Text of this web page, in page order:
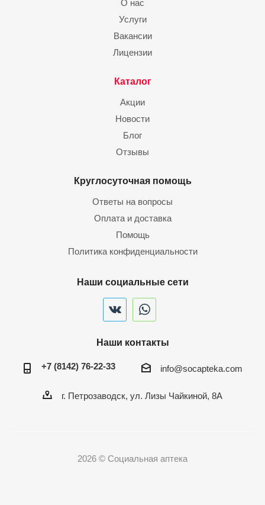
О нас
Услуги
Вакансии
Лицензии
Каталог
Акции
Новости
Блог
Отзывы
Круглосуточная помощь
Ответы на вопросы
Оплата и доставка
Помощь
Политика конфиденциальности
Наши социальные сети
Наши контакты
+7 (8142) 76-22-33 info@socapteka.com
г. Петрозаводск, ул. Лизы Чайкиной, 8А
2026 © Социальная аптека